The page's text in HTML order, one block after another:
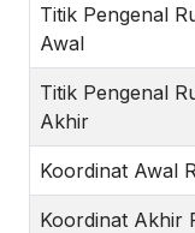
Titik Pengenal
Awal
Titik Pengenal
Akhir
Koordinat Awal
Koordinat Akhir